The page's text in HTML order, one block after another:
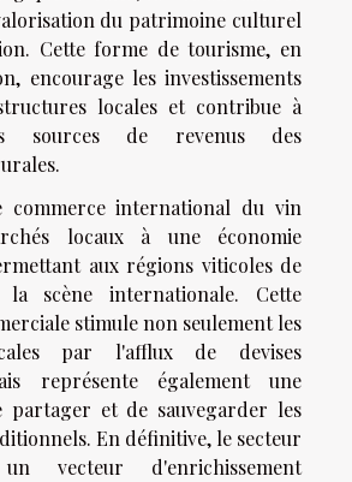
du patrimoine culturel
Cette forme de tourisme, en
encourage les investissements
locales et contribue à
sources de revenus des
commerce international du vin
locaux à une économie
aux régions viticoles de
scène internationale. Cette
stimule non seulement les
par l'afflux de devises
représente également une
partager et de sauvegarder les
En définitive, le secteur
vecteur d'enrichissement